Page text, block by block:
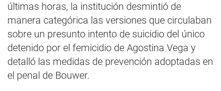
últimas horas, la institución desmintió de
manera categórica las versiones que circulaban
sobre un presunto intento de suicidio del único
detenido por el femicidio de Agostina Vega y
detalló las medidas de prevención adoptadas en
el penal de Bouwer.